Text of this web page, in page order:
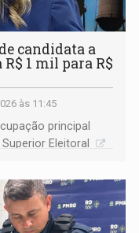
candidata a
1 mil para R$
às 11:45
principal
Eleitoral